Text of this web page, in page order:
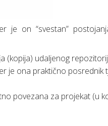
je on “svestan”
(kopija) udaljenog
je ona praktično
povezana za projekat (u